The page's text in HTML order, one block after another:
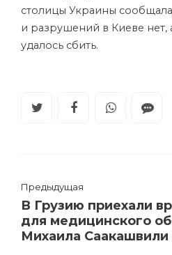
столицы Украины
и разрушений в Киеве нет,
удалось сбить.
Предыдущая
В Грузию приехали
для медицинского
Михаила Саакашвили